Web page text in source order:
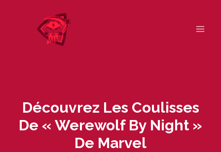
Découvrez Les Coulisses
De « Werewolf By Night »
De Marvel